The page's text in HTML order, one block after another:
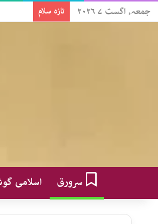
جمعہ, اگست ۷ ۲۰۲۶ تازہ سلام
سرورق اسلامی